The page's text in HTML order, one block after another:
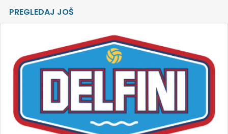
PREGLEDAJ JOŠ